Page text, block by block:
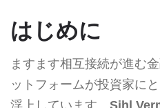
はじめに
ますます相互接続が進む
ットフォームが投資家に
浮上しています。 Sihl